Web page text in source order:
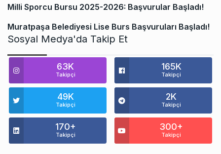
Milli Sporcu Bursu 2025-2026: Başvurular Başladı!
Muratpaşa Belediyesi Lise Burs Başvuruları Başladı!
Sosyal Medya'da Takip Et
63K
Takipçi
165K
Takipçi
49K
Takipçi
2K
Takipçi
170+
Takipçi
300+
Takipçi